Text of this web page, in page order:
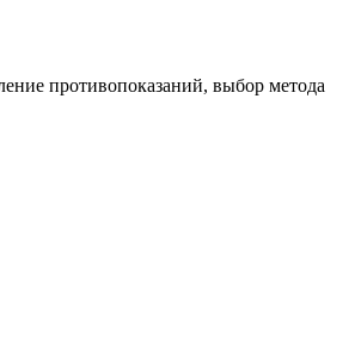
противопоказаний, выбор метода